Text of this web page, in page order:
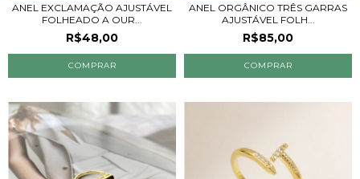
ANEL EXCLAMAÇÃO AJUSTÁVEL
FOLHEADO A OUR...
R$48,00
COMPRAR
ANEL ORGÂNICO TRÊS GARRAS
AJUSTÁVEL FOLH...
R$85,00
COMPRAR